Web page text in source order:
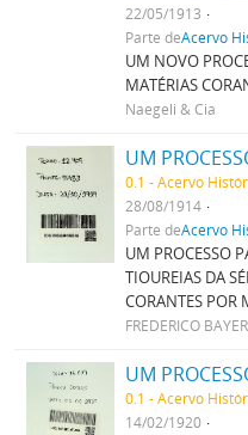
22/05/1913
Parte deAcervo
UM NOVO
MATÉRIAS
Naegeli & Cia
0.1 - Acervo
28/08/1914
Parte deAcervo
UM PROCESSO
TIOUREIAS DA
CORANTES POR
FREDERICO
0.1 - Acervo
14/02/1920